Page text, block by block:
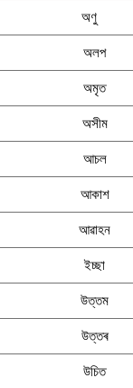
অণু
অলপ
অমৃত
অসীম
আচল
আকাশ
আৱাহন
ইচ্ছা
উত্তম
উত্তৰ
উচিত